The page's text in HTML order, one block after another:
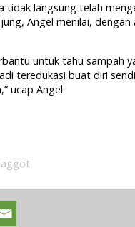
tidak langsung telah
Angel menilai,
untuk tahu sampah
teredukasi buat diri
ucap Angel.